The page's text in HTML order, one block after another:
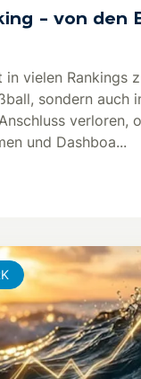
– von den
in vielen Rankings
sondern auch
verloren,
und Dashboa...